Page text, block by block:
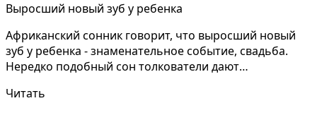
Выросший новый зуб у ребенка
Африканский сонник говорит, что выросший новый
зуб у ребенка - знаменательное событие, свадьба.
Нередко подобный сон толкователи дают
Читать